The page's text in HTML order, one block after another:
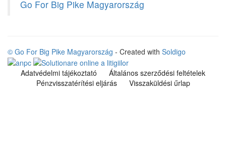
Go For Big Pike Magyarország
© Go For Big Pike Magyarország - Created with Soldigo
Adatvédelmi tájékoztató
Általános szerződési feltételek
Pénzvisszatérítési eljárás
Visszaküldési űrlap